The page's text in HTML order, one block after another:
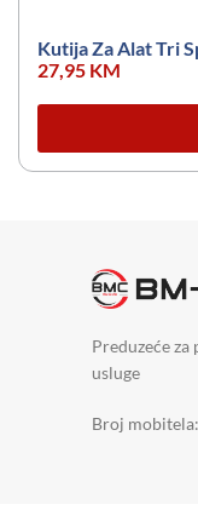
Kutija Za Alat Tri
27,95 KM
Preduzeće
usluge
Broj